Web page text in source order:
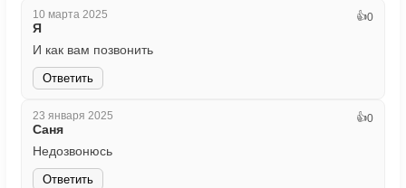
10 марта 2025
Я
👍0
И как вам позвонить
Ответить
23 января 2025
Саня
👍0
Недозвонюсь
Ответить